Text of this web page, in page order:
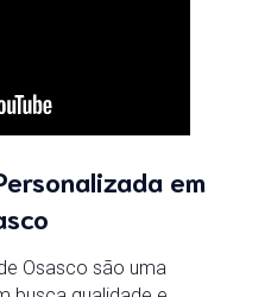
em
Osasco são uma